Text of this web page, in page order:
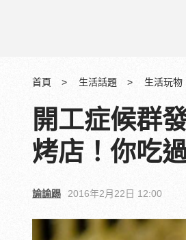
首頁 生活話題 生活玩物
開工症候群
烤店！你吃
諭諭踢 2016年2月22日 12:00